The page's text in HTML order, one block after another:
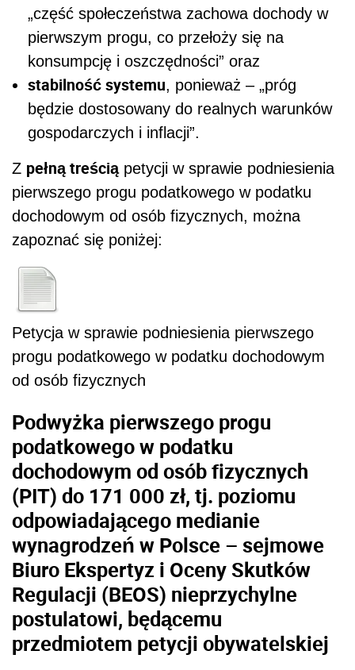
„część społeczeństwa zachowa dochody w
pierwszym progu, co przełoży się na
konsumpcję i oszczędności” oraz
stabilność systemu, ponieważ – „próg
będzie dostosowany do realnych warunków
gospodarczych i inflacji”.
Z pełną treściąpetycji w sprawie podniesienia
pierwszego progu podatkowego w podatku
dochodowym od osób fizycznych, można
zapoznać się poniżej:
Petycja w sprawie podniesienia pierwszego
progu podatkowego w podatku dochodowym
od osób fizycznych
Podwyżka pierwszego progu
podatkowego w podatku
dochodowym od osób fizycznych
(PIT) do 171 000 zł, tj. poziomu
odpowiadającego medianie
wynagrodzeń w Polsce – sejmowe
Biuro Ekspertyz i Oceny Skutków
Regulacji (BEOS) nieprzychylne
postulatowi, będącemu
przedmiotem petycji obywatelskiej